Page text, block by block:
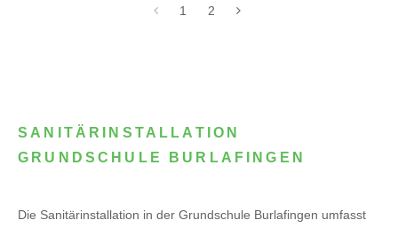
1 2
SANITÄRINSTALLATION
GRUNDSCHULE BURLAFINGEN
Die Sanitärinstallation in der Grundschule Burlafingen umfasst